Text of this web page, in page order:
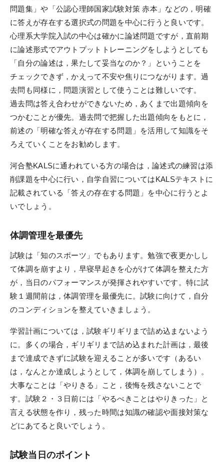
講義スケジュール
ガイダンス情報
過去のガイダンス・説明会
資料請求／
デジタルパンフレット
LINEでお問い合わせ
お役立ち情報
受講タイミングの目安
お役立ちコラム
資料請求／
デジタルパンフレット
講座説明動画
講師紹介
校舎ポータルサイト
KALSメディア
お知らせ
よくある質問
お問い合わせ
問題集」や「公認心理師国家試験対策 赤本」などの，明確
に答えが存在する選択式の問題を中心に行うと良いです。
心理系大学院入試の中心は確かに論述問題ですが，直前期
に論述形式でアウトプットトレーニングをしようとしても
「自分の論述は，果たして妥当なのか？」ということを
チェックできず，かえって不安や焦りにつながります。過
去問も同様に，問題演習として使うことは難しいです。
過去問は答え合わせができないため，あくまで出題傾向を
つかむことが優先。過去問で把握した出題傾向をもとに，
前述の「明確な答えが存在する問題」を活用して知識をそ
ろえていくことをお勧めします。
河合塾KALSに通われている方の場合は，論述式の練習は添
削課題を中心に行い，自学自習についてはKALSテキストに
記載されている「答えの存在する問題」を中心に行うとよ
いでしょう。
体調管理を最優先
試験は「知のスポーツ」でもあります。勉強で夜更かしし
て体調を崩すより，早寝早起きを心がけて体調を整えた方
が，当日のパフォーマンスが発揮されやすいです。特に試
験１週間前は，体調管理を最優先に。試験に向けて，自分
のコンディションを整えていきましょう。
学習計画については，試験ギリギリまで詰め込まないよう
に。多くの場合，ギリギリまで詰め込まれた計画は，最後
まで達成できずに試験を迎えることが多いです（あるい
は，なんとか達成しようとして，体調を崩してしまう）。
大事なことは「やりきる」こと，後悔を残さないことで
す。試験２・３日前には「やるべきことはやりきった」と
言える状態を作り，残った時間は知識の確認や面接対策な
どにあてると良いでしょう。
試験当日のポイント